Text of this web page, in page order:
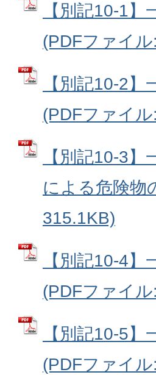
【別記10-1
(PDFファイ
【別記10-2
(PDFファイ
【別記10-3
による危険物
315.1KB)
【別記10-4
(PDFファイ
【別記10-5
(PDFファイ